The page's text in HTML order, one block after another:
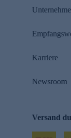
Karriere
Newsroom
Versand